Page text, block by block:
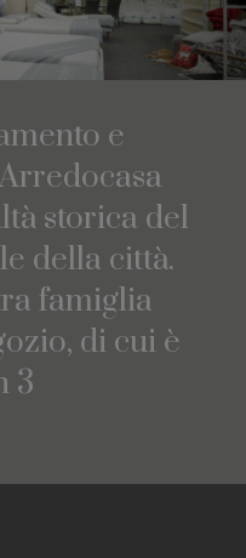
e
Arredocasa
storica del
della città.
famiglia
di cui è
3